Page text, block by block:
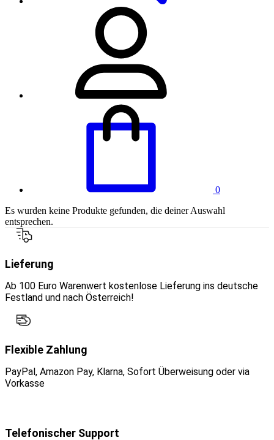
0
Es wurden keine Produkte gefunden, die deiner Auswahl
entsprechen.
Lieferung
Ab 100 Euro Warenwert kostenlose Lieferung ins deutsche
Festland und nach Österreich!
Flexible Zahlung
PayPal, Amazon Pay, Klarna, Sofort Überweisung oder via
Vorkasse
Telefonischer Support